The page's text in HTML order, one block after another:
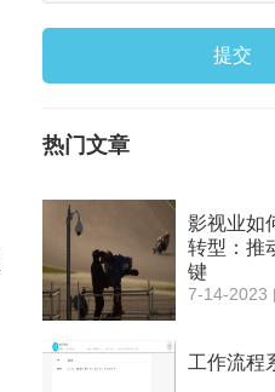
提交
热门文章
影视业如
转型：推
键
7-14-2023
工作流程